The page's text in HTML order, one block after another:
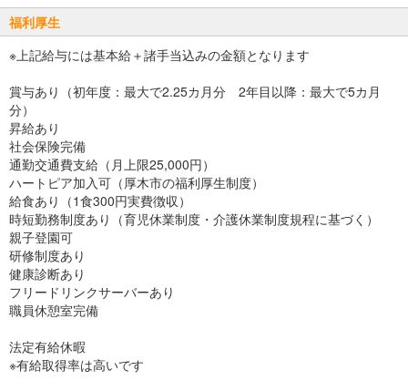
福利厚生
※上記給与には基本給＋諸手当込みの金額となります
賞与あり（初年度：最大で2.25カ月分 2年目以降：最大で5カ月
分）
昇給あり
社会保険完備
通勤交通費支給（月上限25,000円）
ハートピア加入可（厚木市の福利厚生制度）
給食あり（1食300円実費徴収）
時短勤務制度あり（育児休業制度・介護休業制度規程に基づく）
親子登園可
研修制度あり
健康診断あり
フリードリンクサーバーあり
職員休憩室完備
法定有給休暇
※有給取得率は高いです